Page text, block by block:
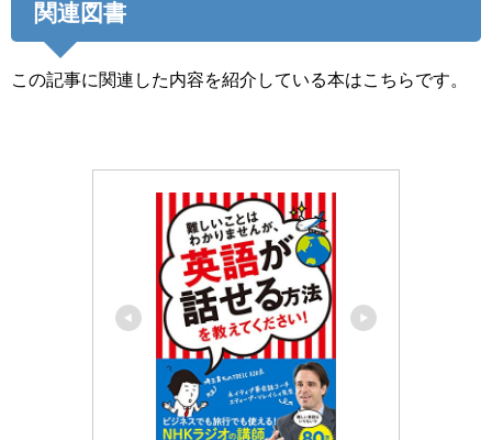
関連図書
この記事に関連した内容を紹介している本はこちらです。